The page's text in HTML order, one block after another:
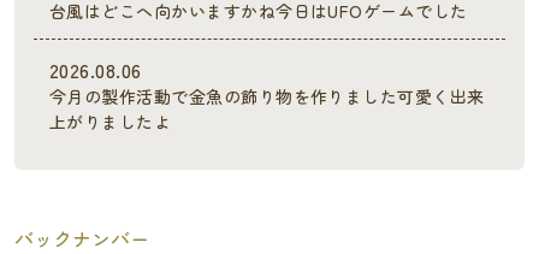
台風はどこへ向かいますかね今日はUFOゲームでした
2026.08.06
今月の製作活動で金魚の飾り物を作りました可愛く出来
上がりましたよ
バックナンバー